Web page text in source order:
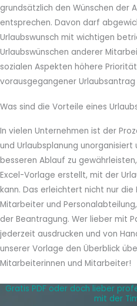
grundsätzlich den Wünschen der
entsprechen. Davon darf
Urlaubswunsch mit wichtigen
Urlaubswünschen anderer
sozialen Aspekten höhere
vorausgegangener
Was sind die Vorteile eines
In vielen Unternehmen ist der
und Urlaubsplanung unorganisiert
besseren Ablauf zu
Excel-Vorlage erstellt, mit der
kann. Das erleichtert nicht nur die
Mitarbeiter und
der Beantragung. Wer lieber mit
jederzeit ausdrucken und von
unserer Vorlage den Überblick
Mitarbeiterinnen und Mitarbeiter!
Gratis PDF oder doch lieber
mit der